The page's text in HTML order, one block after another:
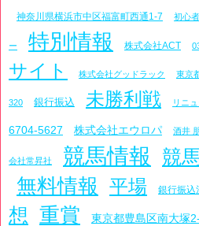
神奈川県横浜市中区福富町西通1-7 初心
ー 特別情報 株式会社ACT
サイト
株式会社グッドラック 東京
320 銀行振込 未勝利戦 リニ
6704-5627 株式会社エウロパ 酒井
会社常昇社 競馬情報 競
無料情報 平場 銀行振込
想 重賞 東京都豊島区南大塚